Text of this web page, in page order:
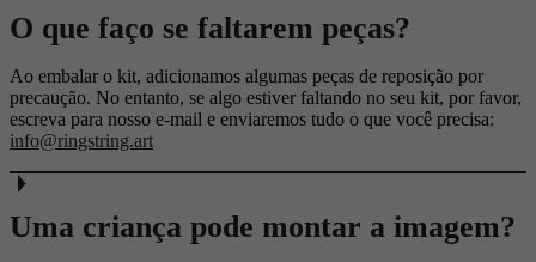
O que faço se faltarem peças?
Ao embalar o kit, adicionamos algumas peças de reposição por
precaução. No entanto, se algo estiver faltando no seu kit, por favor,
escreva para nosso e-mail e enviaremos tudo o que você precisa:
info@ringstring.art
Uma criança pode montar a imagem?